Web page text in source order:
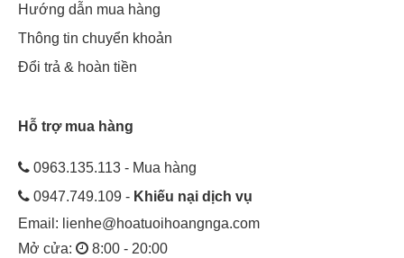
Hướng dẫn mua hàng
Thông tin chuyển khoản
Đổi trả & hoàn tiền
Hỗ trợ mua hàng
0963.135.113 - Mua hàng
0947.749.109 - Khiếu nại dịch vụ
Email: lienhe@hoatuoihoangnga.com
Mở cửa:
8:00 - 20:00